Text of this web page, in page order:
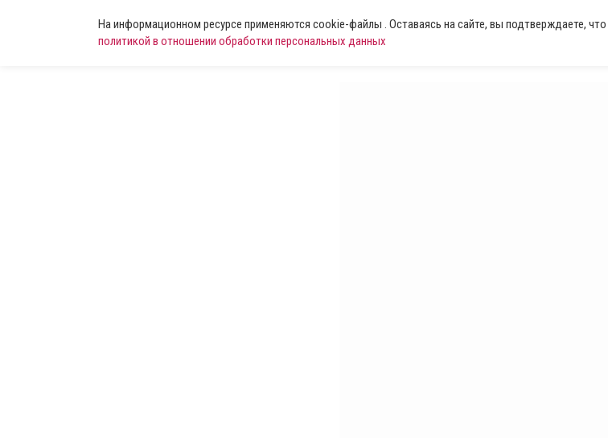
На информационном ресурсе применяются cookie-файлы . Оставаясь на сайте, вы подтверждаете, что
политикой в отношении обработки персональных данных